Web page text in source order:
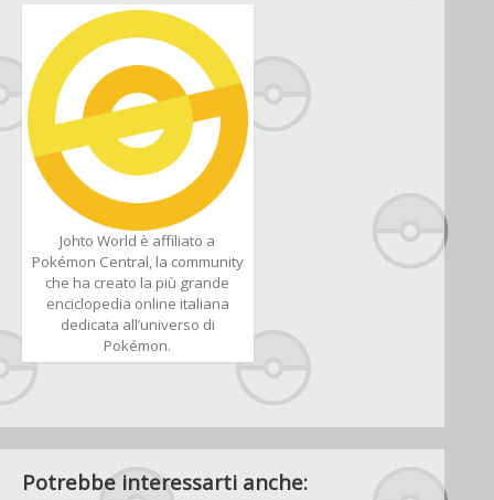
Johto World è affiliato a
Pokémon Central, la community
che ha creato la più grande
enciclopedia online italiana
dedicata all’universo di
Pokémon.
Potrebbe interessarti anche: